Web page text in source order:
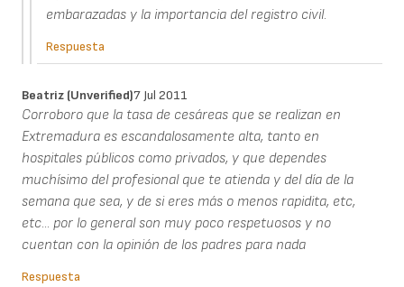
embarazadas y la importancia del registro civil.
Respuesta
Beatriz (unverified)7 Jul 2011
Corroboro que la tasa de cesáreas que se realizan en
Extremadura es escandalosamente alta, tanto en
hospitales públicos como privados, y que dependes
muchísimo del profesional que te atienda y del día de la
semana que sea, y de si eres más o menos rapidita, etc,
etc... por lo general son muy poco respetuosos y no
cuentan con la opinión de los padres para nada
Respuesta